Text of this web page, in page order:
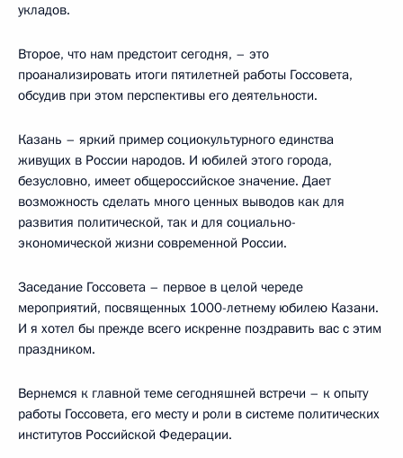
укладов.
Второе, что нам предстоит сегодня, – это
проанализировать итоги пятилетней работы Госсовета,
обсудив при этом перспективы его деятельности.
Казань – яркий пример социокультурного единства
живущих в России народов. И юбилей этого города,
безусловно, имеет общероссийское значение. Дает
возможность сделать много ценных выводов как для
развития политической, так и для социально-
экономической жизни современной России.
Заседание Госсовета – первое в целой череде
мероприятий, посвященных 1000-летнему юбилею Казани.
И я хотел бы прежде всего искренне поздравить вас с этим
праздником.
Вернемся к главной теме сегодняшней встречи – к опыту
работы Госсовета, его месту и роли в системе политических
институтов Российской Федерации.